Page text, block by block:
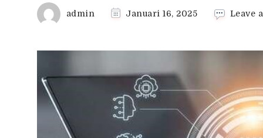
admin Januari 16, 2025 Leave